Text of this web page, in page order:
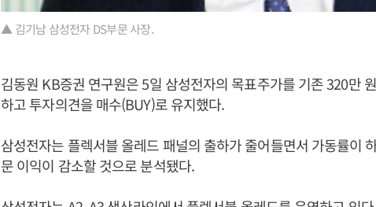
▲ 김기남 삼성전자 DS부문 사장.
김동원 KB증권 연구원은 5일 삼성전자의 목표주가를 기존 320만
하고 투자의견을 매수(BUY)로 유지했다.
삼성전자는 플렉서블 올레드 패널의 출하가 줄어들면서 가동률이
문 이익이 감소할 것으로 분석됐다.